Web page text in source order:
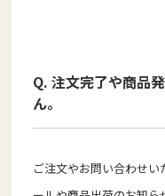
Q. 注文完了や商品
ん。
ご注文やお問い合わせ